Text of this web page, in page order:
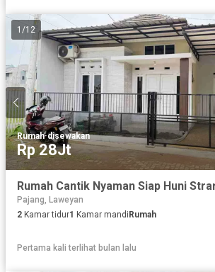
1 /12
Rumah·disewakan
Rp 28Jt
Pajang, Laweyan
2 Kamar tidur1 Kamar mandi Rumah
Pertama kali terlihat bulan lalu